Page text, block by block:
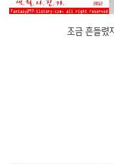
조금 흔들렸